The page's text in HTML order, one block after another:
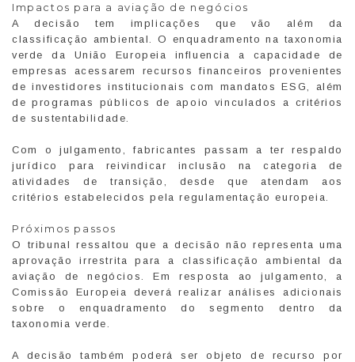
Impactos para a aviação de negócios
A decisão tem implicações que vão além da
classificação ambiental. O enquadramento na taxonomia
verde da União Europeia influencia a capacidade de
empresas acessarem recursos financeiros provenientes
de investidores institucionais com mandatos ESG, além
de programas públicos de apoio vinculados a critérios
de sustentabilidade.
Com o julgamento, fabricantes passam a ter respaldo
jurídico para reivindicar inclusão na categoria de
atividades de transição, desde que atendam aos
critérios estabelecidos pela regulamentação europeia.
Próximos passos
O tribunal ressaltou que a decisão não representa uma
aprovação irrestrita para a classificação ambiental da
aviação de negócios. Em resposta ao julgamento, a
Comissão Europeia deverá realizar análises adicionais
sobre o enquadramento do segmento dentro da
taxonomia verde.
A decisão também poderá ser objeto de recurso por